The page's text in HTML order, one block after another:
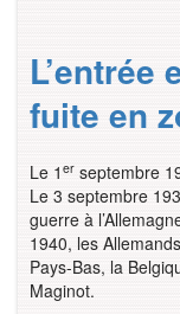
L’entrée
fuite en
Le 1 er septembre
Le 3 septembre
guerre à
1940, les
Pays-Bas, la
Maginot.